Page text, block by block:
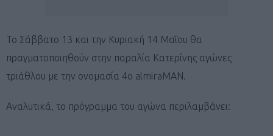
Το Σάββατο 13 και την Κυριακή 14 Μαΐου θα
πραγματοποιηθούν στην παραλία Κατερίνης αγώνες
τριάθλου με την ονομασία 4ο almiraMAN.
Αναλυτικά, το πρόγραμμα του αγώνα περιλαμβάνει: